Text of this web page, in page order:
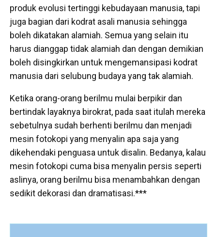
produk evolusi tertinggi kebudayaan manusia, tapi
juga bagian dari kodrat asali manusia sehingga
boleh dikatakan alamiah. Semua yang selain itu
harus dianggap tidak alamiah dan dengan demikian
boleh disingkirkan untuk mengemansipasi kodrat
manusia dari selubung budaya yang tak alamiah.
Ketika orang-orang berilmu mulai berpikir dan
bertindak layaknya birokrat, pada saat itulah mereka
sebetulnya sudah berhenti berilmu dan menjadi
mesin fotokopi yang menyalin apa saja yang
dikehendaki penguasa untuk disalin. Bedanya, kalau
mesin fotokopi cuma bisa menyalin persis seperti
aslinya, orang berilmu bisa menambahkan dengan
sedikit dekorasi dan dramatisasi.***